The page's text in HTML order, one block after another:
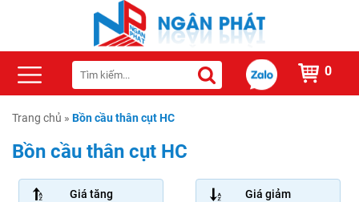
0
Trang chủ » Bồn cầu thân cụt HC
Bồn cầu thân cụt HC
Giá tăng Giá giảm